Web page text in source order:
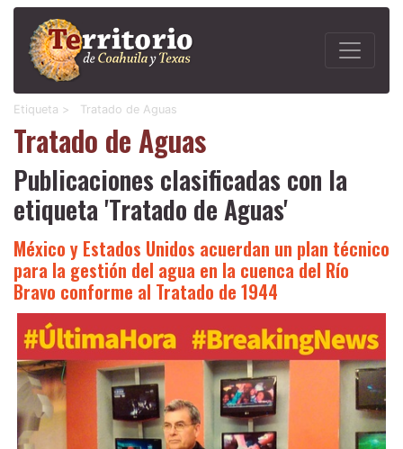
Etiqueta > Tratado de Aguas
Tratado de Aguas
Publicaciones clasificadas con la
etiqueta 'Tratado de Aguas'
México y Estados Unidos acuerdan un plan técnico
para la gestión del agua en la cuenca del Río
Bravo conforme al Tratado de 1944